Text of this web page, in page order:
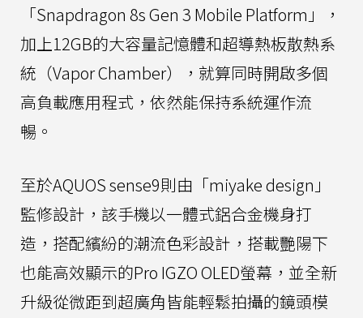
「Snapdragon 8s Gen 3 Mobile Platform」，
加上12GB的大容量記憶體和超導熱板散熱系
統（Vapor Chamber），就算同時開啟多個
高負載應用程式，依然能保持系統運作流
暢。
至於AQUOS sense9則由「miyake design」
監修設計，該手機以一體式鋁合金機身打
造，搭配繽紛的潮流色彩設計，搭載艷陽下
也能高效顯示的Pro IGZO OLED螢幕，並全新
升級從微距到超廣角皆能輕鬆拍攝的鏡頭模